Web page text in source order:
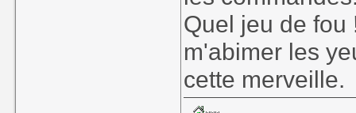
Quel jeu de fou
m'abimer les
cette merveille.